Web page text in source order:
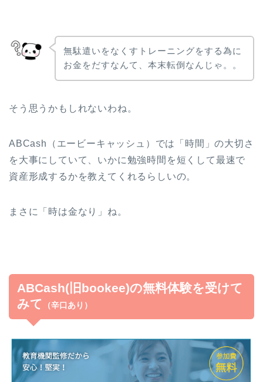
無駄遣いをなくすトレーニングをする為に
お金をだすなんて、本末転倒なんじゃ。。
そう思うかもしれないわね。
ABCash（エービーキャッシュ）では「時間」の大切さ
を大事にしていて、いかに勉強時間を短くして最速で
資産形成するかを教えてくれるらしいの。
まさに「時は金なり」ね。
ABCash(旧bookee)の無料体験を受けて
みて
（辛口あり）